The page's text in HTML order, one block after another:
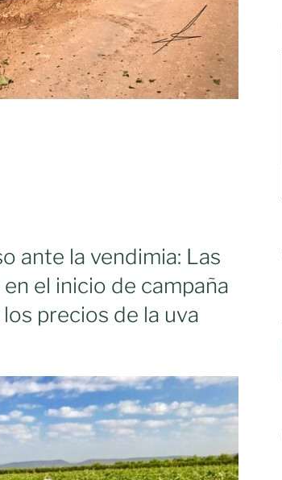
ante la vendimia: Las
el inicio de campaña
precios de la uva